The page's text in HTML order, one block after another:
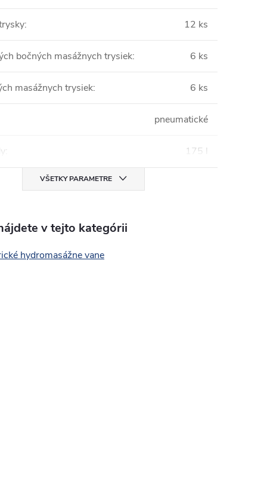
: 12 ks
bočných masážnych trysiek: 6 ks
masážnych trysiek: 6 ks
pneumatické
: 175 l
VŠETKY PARAMETRE
v tejto kategórii
hydromasážne vane